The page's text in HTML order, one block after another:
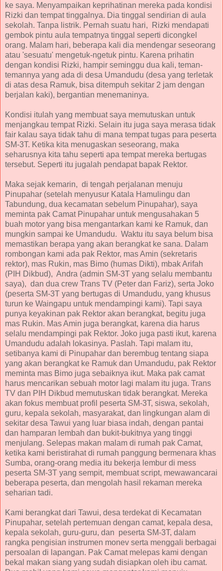
ke saya. Menyampaikan keprihatinan mereka pada kondisi
Rizki dan tempat tinggalnya. Dia tinggal sendirian di aula
sekolah. Tanpa listrik. Pernah suatu hari, Rizki mendapati
gembok pintu aula tempatnya tinggal seperti dicongkel
orang. Malam hari, beberapa kali dia mendengar seseorang
atau 'sesuatu' mengetuk-ngetuk pintu. Karena prihatin
dengan kondisi Rizki, hampir seminggu dua kali, teman-
temannya yang ada di desa Umandudu (desa yang terletak
di atas desa Ramuk, bisa ditempuh sekitar 2 jam dengan
berjalan kaki), bergantian menemaninya.
Kondisi itulah yang membuat saya memutuskan untuk
menjangkau tempat Rizki. Selain itu juga saya merasa tidak
fair kalau saya tidak tahu di mana tempat tugas para peserta
SM-3T. Ketika kita menugaskan seseorang, maka
seharusnya kita tahu seperti apa tempat mereka bertugas
tersebut. Seperti itu jugalah pendapat bapak Rektor.
Maka sejak kemarin, di tengah perjalanan menuju
Pinupahar (setelah menyusur Katala Hamulingu dan
Tabundung, dua kecamatan sebelum Pinupahar), saya
meminta pak Camat Pinupahar untuk mengusahakan 5
buah motor yang bisa mengantarkan kami ke Ramuk, dan
mungkin sampai ke Umandudu. Waktu itu saya belum bisa
memastikan berapa yang akan berangkat ke sana. Dalam
rombongan kami ada pak Rektor, mas Amin (sekretaris
rektor), mas Rukin, mas Bimo (humas Dikti), mbak Arifah
(PIH Dikbud), Andra (admin SM-3T yang selalu membantu
saya), dan dua crew Trans TV (Peter dan Fariz), serta Joko
(peserta SM-3T yang bertugas di Umandudu, yang khusus
turun ke Waingapu untuk mendampingi kami). Tapi saya
punya keyakinan pak Rektor akan berangkat, begitu juga
mas Rukin. Mas Amin juga berangkat, karena dia harus
selalu mendampingi pak Rektor. Joko juga pasti ikut, karena
Umandudu adalah lokasinya. Paslah. Tapi malam itu,
setibanya kami di Pinupahar dan berembug tentang siapa
yang akan berangkat ke Ramuk dan Umandudu, pak Rektor
meminta mas Bimo juga sebaiknya ikut. Maka pak camat
harus mencarikan sebuah motor lagi malam itu juga. Trans
TV dan PIH Dikbud memutuskan tidak berangkat. Mereka
akan fokus membuat profil peserta SM-3T, siswa, sekolah,
guru, kepala sekolah, masyarakat, dan lingkungan alam di
sekitar desa Tawui yang luar biasa indah, dengan pantai
dan hamparan lembah dan bukit-bukitnya yang tinggi
menjulang. Selepas makan malam di rumah pak Camat,
ketika kami beristirahat di rumah panggung bermenara khas
Sumba, orang-orang media itu bekerja lembur di mess
peserta SM-3T yang sempit, membuat script, mewawancarai
beberapa peserta, dan mengolah hasil rekaman mereka
seharian tadi.
Kami berangkat dari Tawui, desa terdekat di Kecamatan
Pinupahar, setelah pertemuan dengan camat, kepala desa,
kepala sekolah, guru-guru, dan peserta SM-3T, dalam
rangka pengisian instrumen monev serta menggali berbagai
persoalan di lapangan. Pak Camat melepas kami dengan
bekal makan siang yang sudah disiapkan oleh ibu camat.